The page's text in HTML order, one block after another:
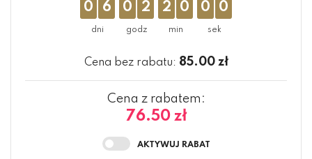
0 6 0 2 1 9 5 9
Cena bez rabatu: 85.00 zł
Cena z rabatem:
76.50 zł